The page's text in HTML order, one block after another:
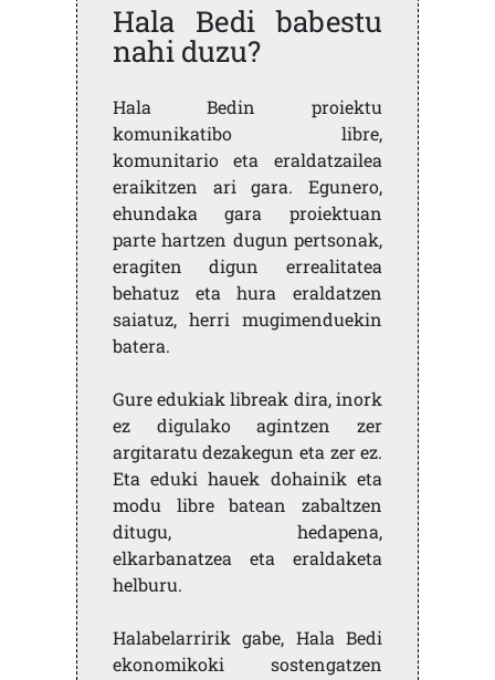
Hala Bedi babestu
nahi duzu?
Hala Bedin proiektu
komunikatibo libre,
komunitario eta eraldatzailea
eraikitzen ari gara. Egunero,
ehundaka gara proiektuan
parte hartzen dugun pertsonak,
eragiten digun errealitatea
behatuz eta hura eraldatzen
saiatuz, herri mugimenduekin
batera.
Gure edukiak libreak dira, inork
ez digulako agintzen zer
argitaratu dezakegun eta zer ez.
Eta eduki hauek dohainik eta
modu libre batean zabaltzen
ditugu, hedapena,
elkarbanatzea eta eraldaketa
helburu.
Halabelarririk gabe, Hala Bedi
ekonomikoki sostengatzen